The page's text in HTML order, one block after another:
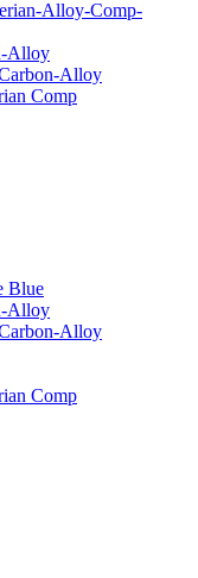
Comp
Comp